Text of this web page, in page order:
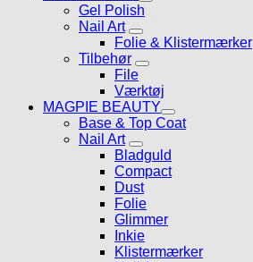
Gel Polish
Nail Art
Folie & Klistermærker
Tilbehør
File
Værktøj
MAGPIE BEAUTY
Base & Top Coat
Nail Art
Bladguld
Compact
Dust
Folie
Glimmer
Inkie
Klistermærker